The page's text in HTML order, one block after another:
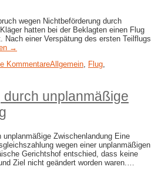
wegen Nichtbeförderung durch
hatten bei der Beklagten einen Flug
Nach einer Verspätung des ersten Teilflugs
→
KommentareAllgemein, Flug,
unplanmäßige
unplanmäßige Zwischenlandung Eine
wegen einer unplanmäßigen
Gerichtshof entschied, dass keine
Ziel nicht geändert worden waren.…